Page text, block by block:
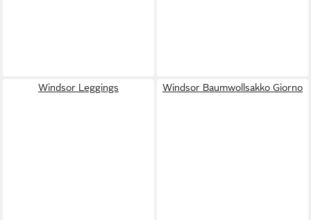
Windsor Leggings Windsor Baumwollsakko Giorno